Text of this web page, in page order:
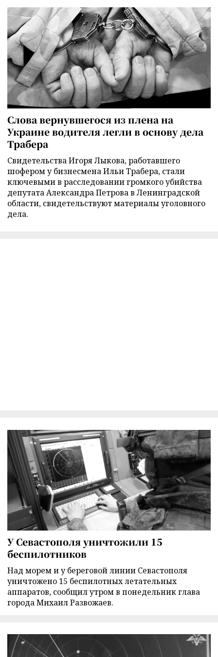
Слова вернувшегося из плена на
Украине водителя легли в основу дела
Трабера
Свидетельства Игоря Лыкова, работавшего
шофером у бизнесмена Ильи Трабера, стали
ключевыми в расследовании громкого убийства
депутата Александра Петрова в Ленинградской
области, свидетельствуют материалы уголовного
дела.
У Севастополя уничтожили 15
беспилотников
Над морем и у береговой линии Севастополя
уничтожено 15 беспилотных летательных
аппаратов, сообщил утром в понедельник глава
города Михаил Развожаев.